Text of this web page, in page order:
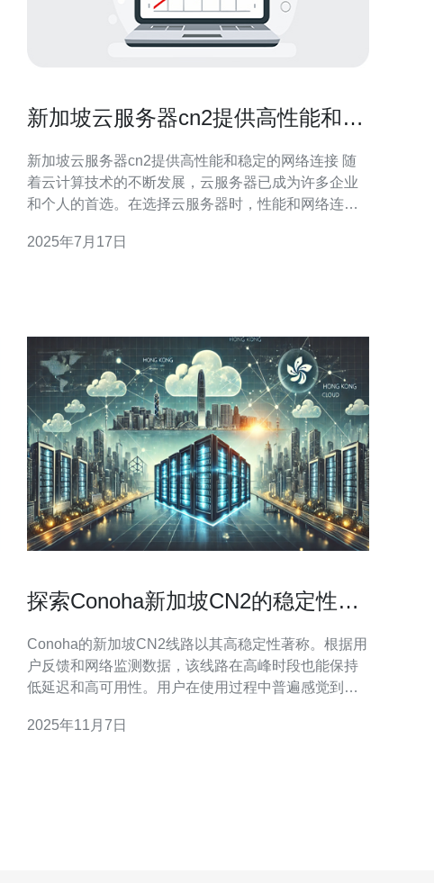
新加坡云服务器cn2提供高性能和稳
新加坡云服务器cn2提供高性能和稳定的网络连接 随
着云计算技术的不断发展，云服务器已成为许多企业
和个人的首选。在选择云服务器时，性能和网络连接
性能和稳定的网络连接而备受青睐。 新加坡云服务器
2025年7月17日
探索Conoha新加坡CN2的稳定性与
Conoha的新加坡CN2线路以其高稳定性著称。根据用
户反馈和网络监测数据，该线路在高峰时段也能保持
低延迟和高可用性。用户在使用过程中普遍感觉到访
据了一席之地。无论是用于游戏、网站托管还是在线
2025年11月7日